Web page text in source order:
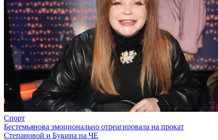
Спорт
Бестемьянова эмоционально отреагировала на прокат
Степановой и Букина на ЧЕ